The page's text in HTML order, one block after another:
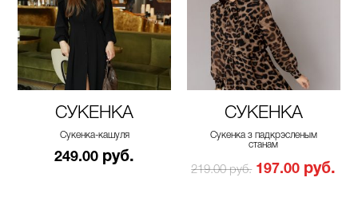
СУКЕНКА
Сукенка-кашуля
249.00 руб.
СУКЕНКА
Сукенка з падкрэсленым
станам
219.00 руб. 197.00 руб.